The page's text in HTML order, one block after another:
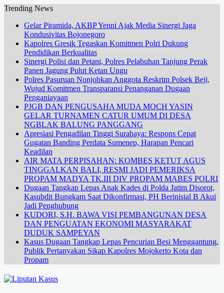
Trending News
Gelar Piramida, AKBP Yenni Ajak Media Sinergi Jaga
Kondusivitas Bojonegoro
Kapolres Gresik Tegaskan Komitmen Polri Dukung
Pendidikan Berkualitas
Sinergi Polisi dan Petani, Polres Pelabuhan Tanjung Perak
Panen Jagung Pulut Ketan Ungu
Polres Pasuruan Nonjobkan Anggota Reskrim Polsek Beji,
Wujud Komitmen Transparansi Penanganan Dugaan
Penganiayaan
PJGB DAN PENGUSAHA MUDA MOCH YASIN
GELAR TURNAMEN CATUR UMUM DI DESA
NGBLAK BALUNG PANGGANG
Apresiasi Pengadilan Tinggi Surabaya: Respons Cepat
Gugatan Banding Perdata Sumenep, Harapan Pencari
Keadilan
AIR MATA PERPISAHAN: KOMBES KETUT AGUS
TINGGALKAN BALI, RESMI JADI PEMERIKSA
PROPAM MADYA TK.III DIV PROPAM MABES POLRI
Dugaan Tangkap Lepas Anak Kades di Polda Jatim Disorot,
Kasubdit Bungkam Saat Dikonfirmasi, PH Berinisial B Akui
Jadi Penghubung
KUDORI, S.H. BAWA VISI PEMBANGUNAN DESA
DAN PENGUATAN EKONOMI MASYARAKAT
DUDUK SAMPEYAN
Kasus Dugaan Tangkap Lepas Pencurian Besi Menggantung,
Publik Pertanyakan Sikap Kapolres Mojokerto Kota dan
Propam